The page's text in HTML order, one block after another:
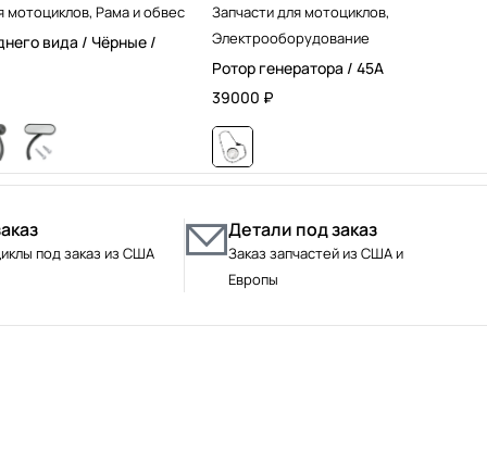
мотоциклов,Рама и обвес
вида / Чёрные /
Запчасти для мотоциклов,
Электрооборудование
Ротор генератора / 45А
39000 ₽
под заказ из США
Детали под заказ
Заказ запчастей из США и
Европы